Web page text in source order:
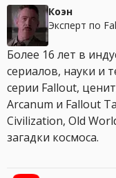
Коэн
Эксперт по
Более 16 лет в
сериалов, науки и
серии Fallout,
Arcanum и Fallout
Civilization, Old
загадки космоса.